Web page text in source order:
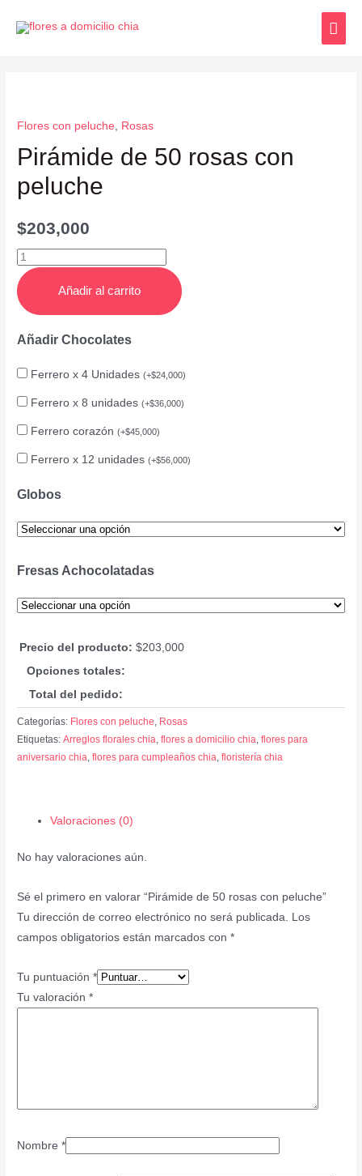
Flores con peluche, Rosas
Pirámide de 50 rosas con
peluche
$203,000
Añadir al carrito
Añadir Chocolates
Ferrero x 4 Unidades(+$24,000)
Ferrero x 8 unidades(+$36,000)
Ferrero corazón(+$45,000)
Ferrero x 12 unidades(+$56,000)
Globos
Fresas Achocolatadas
Precio del producto: $203,000
Opciones totales:
Total del pedido:
Categorías: Flores con peluche, Rosas
Etiquetas:Arreglos florales chia,flores a domicilio chia,flores para
aniversario chia,flores para cumpleaños chia,floristería chia
Valoraciones (0)
No hay valoraciones aún.
Sé el primero en valorar “Pirámide de 50 rosas con peluche”
Tu dirección de correo electrónico no será publicada. Los
campos obligatorios están marcados con*
Tu puntuación*
Tu valoración*
Nombre*